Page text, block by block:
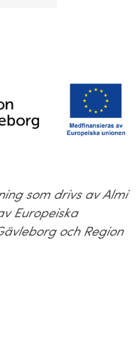
som drivs av Almi
Europeiska
och Region